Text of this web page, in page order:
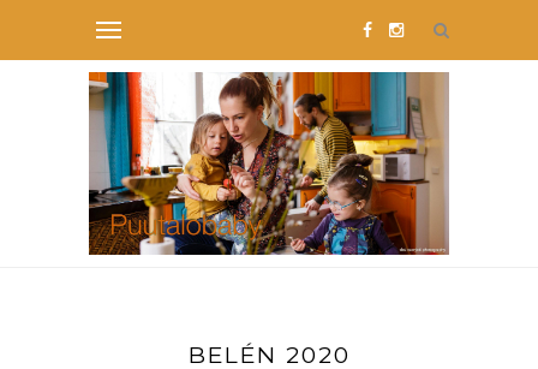
BELÉN 2020